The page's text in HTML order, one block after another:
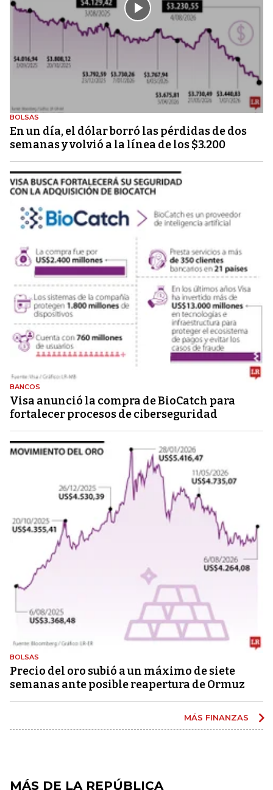
BOLSAS
En un día, el dólar borró las pérdidas de dos
semanas y volvió a la línea de los $3.200
BANCOS
Visa anunció la compra de BioCatch para
fortalecer procesos de ciberseguridad
BOLSAS
Precio del oro subió a un máximo de siete
semanas ante posible reapertura de Ormuz
MÁS FINANZAS
MÁS DE LA REPÚBLICA